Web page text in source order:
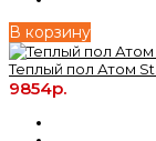
В корзину
Теплый пол Атом
9854р.